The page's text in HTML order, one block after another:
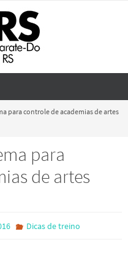
para controle de academias de artes
para
de artes
Dicas de treino